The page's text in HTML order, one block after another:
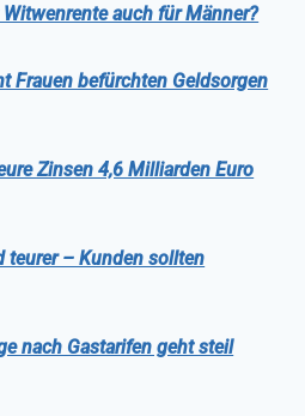
auch für Männer?
Frauen befürchten Geldsorgen
Zinsen 4,6 Milliarden Euro
teurer – Kunden sollten
nach Gastarifen geht steil